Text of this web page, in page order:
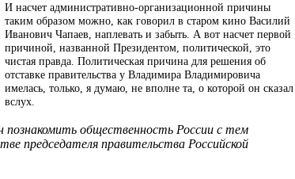
И насчет административно-организационной причины
таким образом можно, как говорил в старом кино Василий
Иванович Чапаев, наплевать и забыть. А вот насчет первой
причиной, названной Президентом, политической, это
чистая правда. Политическая причина для решения об
отставке правительства у Владимира Владимировича
имелась, только, я думаю, не вполне та, о которой он сказал
вслух.
общественность России с тем
председателя правительства Российской